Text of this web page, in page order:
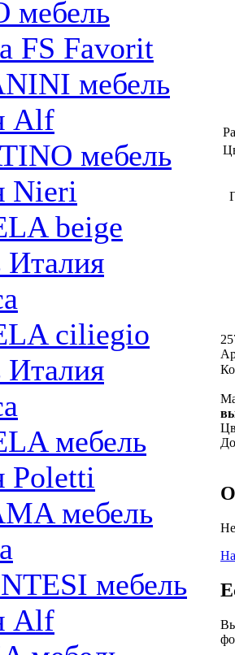
мебель
FS Favorit
мебель
Alf
мебель
Nieri
beige
Италия
ciliegio
Италия
мебель
Poletti
мебель
мебель
Alf